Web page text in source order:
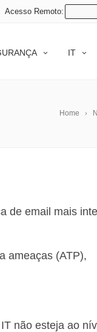
Acesso Remoto:
IT
Home
de email mais
ameaças (ATP),
não esteja ao